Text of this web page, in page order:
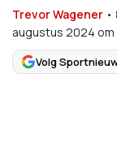
Trevor Wagener •
augustus 2024 om
Volg